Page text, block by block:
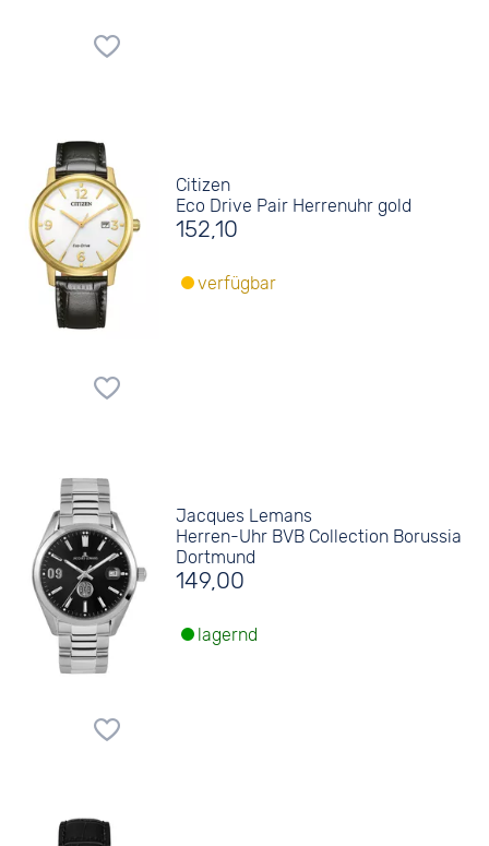
Citizen
Eco Drive Pair Herrenuhr gold
152,10
verfügbar
Jacques Lemans
Herren-Uhr BVB Collection Borussia
Dortmund
149,00
lagernd